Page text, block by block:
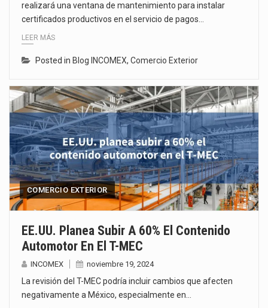
realizará una ventana de mantenimiento para instalar
certificados productivos en el servicio de pagos…
LEER MÁS
Posted in Blog INCOMEX, Comercio Exterior
COMERCIO EXTERIOR
EE.UU. Planea Subir A 60% El Contenido
Automotor En El T-MEC
INCOMEX noviembre 19, 2024
La revisión del T-MEC podría incluir cambios que afecten
negativamente a México, especialmente en…